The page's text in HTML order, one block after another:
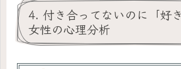
4. 付き合ってないのに「好
女性の心理分析